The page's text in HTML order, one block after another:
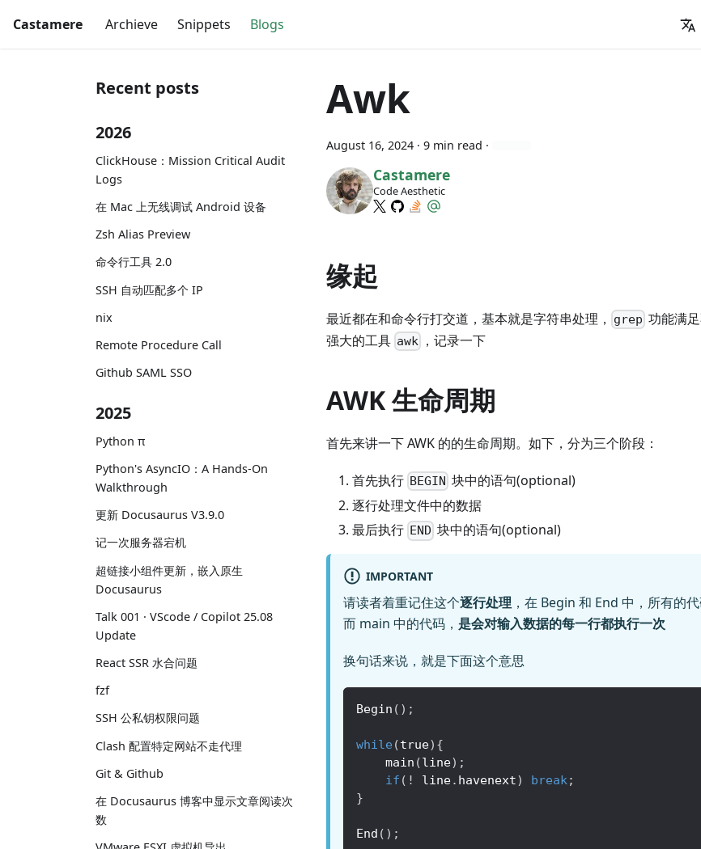
Castamere Archieve Snippets Blogs
Recent posts
2026
ClickHouse：Mission Critical Audit
Logs
在 Mac 上无线调试 Android 设备
Zsh Alias Preview
命令行工具 2.0
SSH 自动匹配多个 IP
nix
Remote Procedure Call
Github SAML SSO
2025
Python π
Python's AsyncIO：A Hands-On
Walkthrough
更新 Docusaurus V3.9.0
记一次服务器宕机
超链接小组件更新，嵌入原生
Docusaurus
Talk 001 · VScode / Copilot 25.08
Update
React SSR 水合问题
fzf
SSH 公私钥权限问题
Clash 配置特定网站不走代理
Git & Github
在 Docusaurus 博客中显示文章阅读次
数
Awk
August 16, 2024 · 9 min read ·
Castamere
Code Aesthetic
缘起
最近都在和命令行打交道，基本就是字符串处理， grep 功能满
强大的工具 awk ，记录一下
AWK 生命周期
首先来讲一下 AWK 的的生命周期。如下，分为三个阶段：
首先执行 BEGIN 块中的语句(optional)
逐行处理文件中的数据
最后执行 END 块中的语句(optional)
IMPORTANT
请读者着重记住这个逐行处理 ，在 Begin 和 End 中，所有的
而 main 中的代码， 是会对输入数据的每一行都执行一次
换句话来说，就是下面这个意思
Begin ( ) ;
while (true) {
main (line) ;
if ( ! line. havenext) break;
}
End ( ) ;